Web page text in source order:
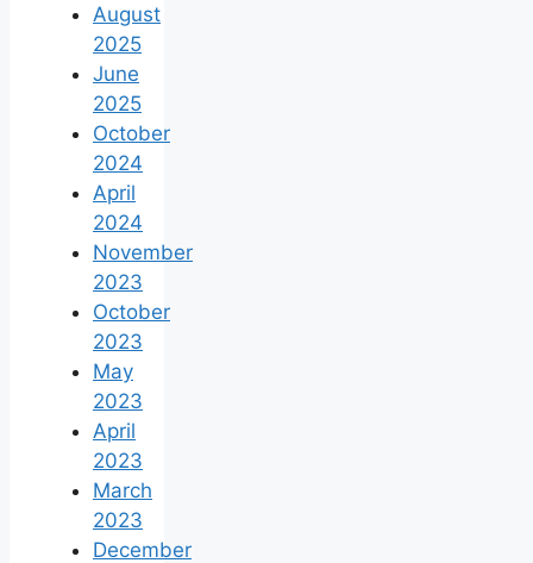
August
2025
June
2025
October
2024
April
2024
November
2023
October
2023
May
2023
April
2023
March
2023
December